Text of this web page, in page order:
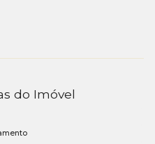
do Imóvel